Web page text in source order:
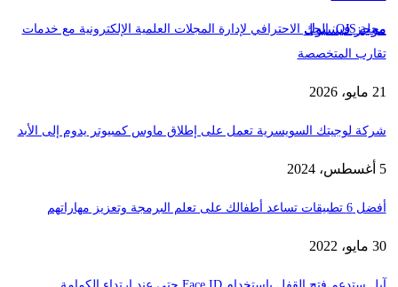
موجز فيسبوكمجلة OJS: الحل الاحترافي لإدارة المجلات العلمية الإلكترونية مع خدمات
تقارب المتخصصة
21 مايو، 2026
شركة لوجيتك السويسرية تعمل على إطلاق ماوس كمبيوتر يدوم إلى الأبد
5 أغسطس، 2024
أفضل 6 تطبيقات تساعد أطفالك على تعلم البرمجة وتعزيز مهاراتهم
30 مايو، 2022